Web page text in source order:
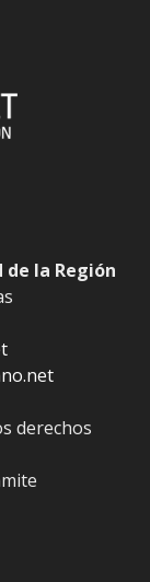
de la Región
derechos